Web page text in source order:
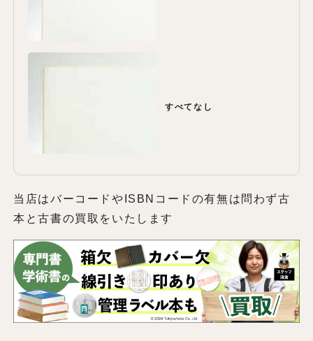
すべてなし
当店はバーコードやISBNコードの有無は問わず古
本と古書の買取をいたします